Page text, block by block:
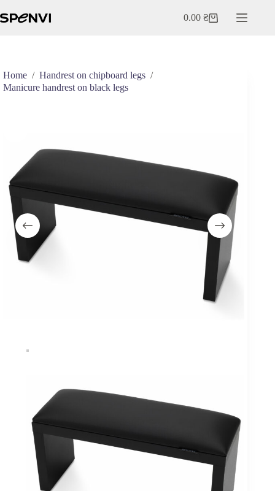
to
Shopping
0.00₴
Home / Handrest on chipboard legs /
Manicure handrest on black legs